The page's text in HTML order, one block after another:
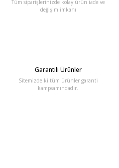
Tüm siparişlerinizde kolay ürün iade ve
değişim imkanı
Garantili Ürünler
Sitemizde ki tüm ürünler garanti
kampsamındadır.